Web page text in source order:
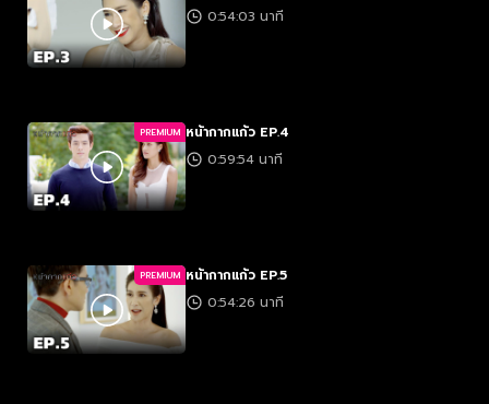
0:54:03 นาที
PREMIUM หน้ากากแก้ว EP.4
0:59:54 นาที
PREMIUM หน้ากากแก้ว EP.5
0:54:26 นาที